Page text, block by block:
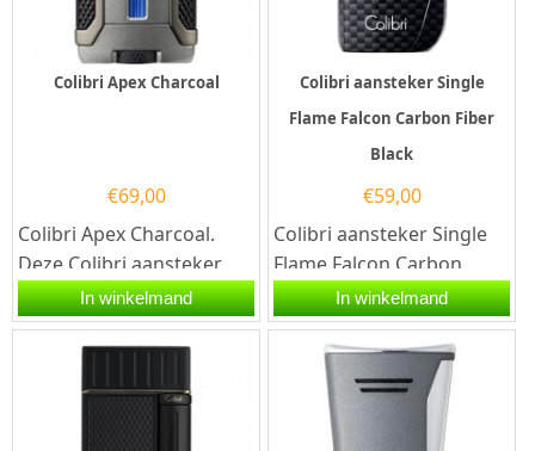
Colibri Apex Charcoal
€69,00
Colibri Apex Charcoal.
Deze Colibri aansteker
heeft 1 stormvlammen en
een electronische...
In winkelmand
Colibri aansteker Single
Flame Falcon Carbon Fiber
Black
€59,00
Colibri aansteker Single
Flame Falcon Carbon
Fiber Black in de kleur
zwart. Deze Colibri
aansteker...
In winkelmand